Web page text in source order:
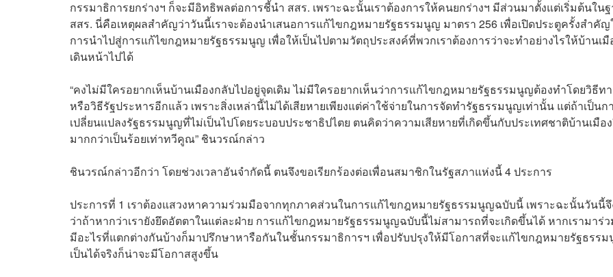
กรรมาธิการยกร่างฯ ก็จะมีอิทธิพลต่อการชี้นำ สสร. เพราะฉะนั้นเราต้องการให้คนยกร่างฯ มีส่วนมาตั้งแต่เริ่มต้นใน
สสร. นี่คือเหตุผลสำคัญว่าวันนี้เราจะต้องนำเสนอการแก้ไขกฎหมายรัฐธรรมนูญ มาตรา 256 เพื่อเปิดประตูครั้งสำคัญ
การนำไปสู่การแก้ไขกฎหมายรัฐธรรมนูญ เพื่อให้เป็นไปตามวัตถุประสงค์ที่พวกเราต้องการว่าจะทำอย่างไรให้บ้านเมื
เดินหน้าไปได้
“คงไม่มีใครอยากเห็นบ้านเมืองกลับไปอยู่จุดเดิม ไม่มีใครอยากเห็นว่าการแก้ไขกฎหมายรัฐธรรมนูญต้องทำโดยวิธีท
หรือวิธีรัฐประหารอีกแล้ว เพราะสิ่งเหล่านี้ไม่ได้เสียหายเพียงแต่ค่าใช้จ่ายในการจัดทำรัฐธรรมนูญเท่านั้น แต่ถ้าเป็นก
เปลี่ยนแปลงรัฐธรรมนูญที่ไม่เป็นไปโดยระบอบประชาธิปไตย ตนคิดว่าความเสียหายที่เกิดขึ้นกับประเทศชาติบ้านเมือ
มากกว่าเป็นร้อยเท่าทวีคูณ” ชินวรณ์กล่าว
ชินวรณ์กล่าวอีกว่า โดยช่วงเวลาอันจำกัดนี้ ตนจึงขอเรียกร้องต่อเพื่อนสมาชิกในรัฐสภาแห่งนี้ 4 ประการ
ประการที่ 1 เราต้องแสวงหาความร่วมมือจากทุกภาคส่วนในการแก้ไขกฎหมายรัฐธรรมนูญฉบับนี้ เพราะฉะนั้นวันนี้
ว่าถ้าหากว่าเรายังยึดอัตตาในแต่ละฝ่าย การแก้ไขกฎหมายรัฐธรรมนูญฉบับนี้ไม่สามารถที่จะเกิดขึ้นได้ หากเรามาร่
มีอะไรที่แตกต่างกันบ้างก็มาปรึกษาหารือกันในชั้นกรรมาธิการฯ เพื่อปรับปรุงให้มีโอกาสที่จะแก้ไขกฎหมายรัฐธรร
เป็นได้จริงก็น่าจะมีโอกาสสูงขึ้น